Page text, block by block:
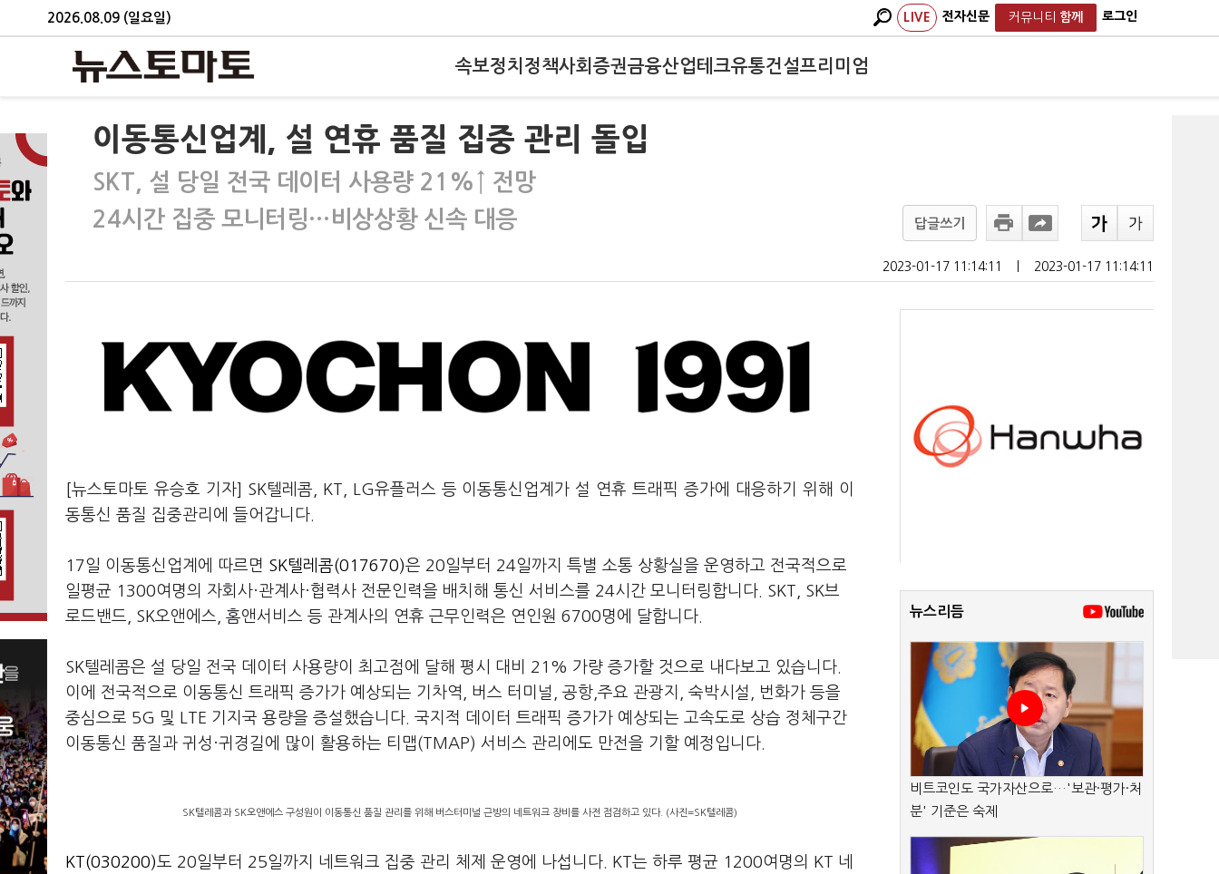
2026.08.09 (일요일) LIVE 전자신문 커뮤니티 함께 로그인
속보정치 정책사회 증권금융산업테크유통건설프리미엄
이동통신업계, 설 연휴 품질 집중 관리 돌입
SKT, 설 당일 전국 데이터 사용량 21%↑ 전망
24시간 집중 모니터링…비상상황 신속 대응
답글쓰기
2023-01-17 11:14:11 2023-01-17 11:14:11
[뉴스토마토 유승호 기자] SK텔레콤, KT, LG유플러스 등 이동통신업계가 설 연휴 트래픽 증가에 대응하기 위해 이
동통신 품질 집중관리에 들어갑니다.
17일 이동통신업계에 따르면 SK텔레콤(017670)은 20일부터 24일까지 특별 소통 상황실을 운영하고 전국적으로
일평균 1300여명의 자회사·관계사·협력사 전문인력을 배치해 통신 서비스를 24시간 모니터링합니다. SKT, SK브
로드밴드, SK오앤에스, 홈앤서비스 등 관계사의 연휴 근무인력은 연인원 6700명에 달합니다.
SK텔레콤은 설 당일 전국 데이터 사용량이 최고점에 달해 평시 대비 21% 가량 증가할 것으로 내다보고 있습니다.
이에 전국적으로 이동통신 트래픽 증가가 예상되는 기차역, 버스 터미널, 공항,주요 관광지, 숙박시설, 번화가 등을
중심으로 5G 및 LTE 기지국 용량을 증설했습니다. 국지적 데이터 트래픽 증가가 예상되는 고속도로 상습 정체구간
이동통신 품질과 귀성·귀경길에 많이 활용하는 티맵(TMAP) 서비스 관리에도 만전을 기할 예정입니다.
SK텔레콤과 SK오앤에스 구성원이 이동통신 품질 관리를 위해 버스터미널 근방의 네트워크 장비를 사전 점검하고 있다. (사진=SK텔레콤)
KT(030200)도 20일부터 25일까지 네트워크 집중 관리 체제 운영에 나섭니다. KT는 하루 평균 1200여명의 KT 네
뉴스리듬
비트코인도 국가자산으로…'보관·평가·처
분' 기준은 숙제